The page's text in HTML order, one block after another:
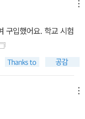
구입했어요. 학교 시험